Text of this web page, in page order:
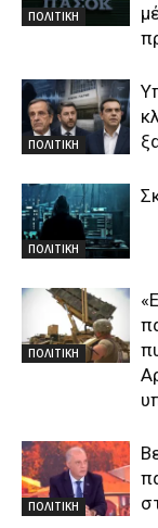
ΠΟΛΙΤΙΚΗ
ΠΟΛΙΤΙΚΗ
ΠΟΛΙΤΙΚΗ
ΠΟΛΙΤΙΚΗ
ΠΟΛΙΤΙΚΗ